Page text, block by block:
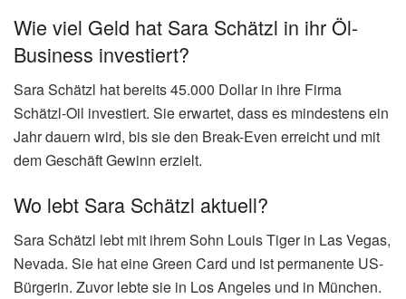
Wie viel Geld hat Sara Schätzl in ihr Öl-
Business investiert?
Sara Schätzl hat bereits 45.000 Dollar in ihre Firma
Schätzl-Oil investiert. Sie erwartet, dass es mindestens ein
Jahr dauern wird, bis sie den Break-Even erreicht und mit
dem Geschäft Gewinn erzielt.
Wo lebt Sara Schätzl aktuell?
Sara Schätzl lebt mit ihrem Sohn Louis Tiger in Las Vegas,
Nevada. Sie hat eine Green Card und ist permanente US-
Bürgerin. Zuvor lebte sie in Los Angeles und in München.